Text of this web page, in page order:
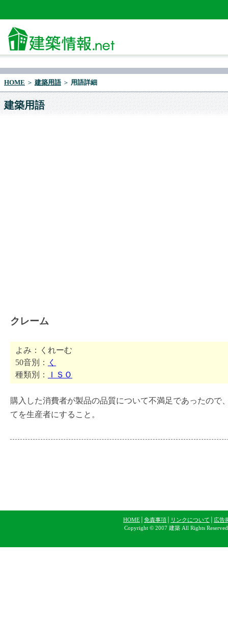
HOME ＞ 建築用語＞ 用語詳細
建築用語
クレーム
よみ：くれーむ
50音別：
く
種類別：
ＩＳＯ
購入した消費者が製品の品質について不満足であったので
てを生産者にすること。
HOME 免責事項 リンクについて
広告
Copyright © 2007 建築 All Rights